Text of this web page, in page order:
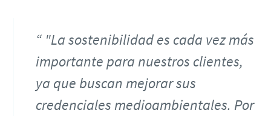
"La sostenibilidad es cada vez más
importante para nuestros clientes,
ya que buscan mejorar sus
credenciales medioambientales. Por